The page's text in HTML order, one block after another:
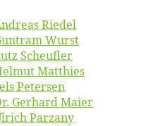
Riedel
Wurst
Scheufler
Matthies
Petersen
Ger­hard Maier
Parzany